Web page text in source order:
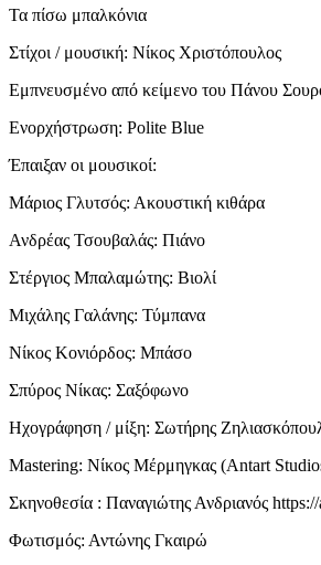
Τα πίσω μπαλκόνια
Στίχοι / μουσική: Νίκος Χριστόπουλος
Εμπνευσμένο από κείμενο του Πάνου
Ενορχήστρωση: Polite Blue
Έπαιξαν οι μουσικοί:
Μάριος Γλυτσός: Ακουστική κιθάρα
Ανδρέας Τσουβαλάς: Πιάνο
Στέργιος Μπαλαμώτης: Βιολί
Μιχάλης Γαλάνης: Τύμπανα
Νίκος Κονιόρδος: Μπάσο
Σπύρος Νίκας: Σαξόφωνο
Ηχογράφηση / μίξη: Σωτήρης
Mastering: Νίκος Μέρμηγκας (Antart
Σκηνοθεσία : Παναγιώτης Ανδριανός
Φωτισμός: Αντώνης Γκαιρώ